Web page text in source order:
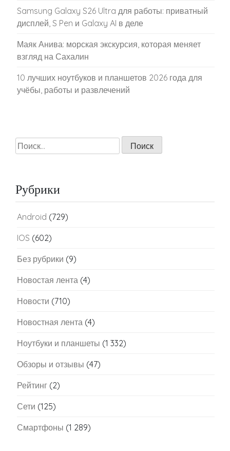
Samsung Galaxy S26 Ultra для работы: приватный
дисплей, S Pen и Galaxy AI в деле
Маяк Анива: морская экскурсия, которая меняет
взгляд на Сахалин
10 лучших ноутбуков и планшетов 2026 года для
учёбы, работы и развлечений
Найти:
Рубрики
Android (729)
IOS (602)
Без рубрики (9)
Новостая лента (4)
Новости (710)
Новостная лента (4)
Ноутбуки и планшеты (1 332)
Обзоры и отзывы (47)
Рейтинг (2)
Сети (125)
Смартфоны (1 289)